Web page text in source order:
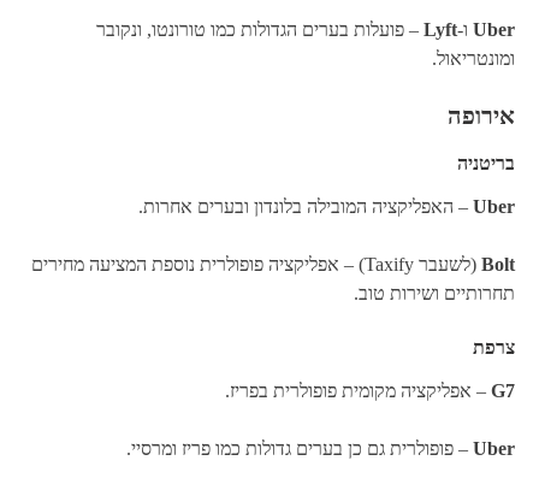
Uber ו-Lyft – פועלות בערים הגדולות כמו טורונטו, ונקובר
ומונטריאול.
אירופה
בריטניה
Uber – האפליקציה המובילה בלונדון ובערים אחרות.
Bolt
(לשעבר Taxify) – אפליקציה פופולרית נוספת המציעה מחירים
תחרותיים ושירות טוב.
צרפת
G7 – אפליקציה מקומית פופולרית בפריז.
Uber – פופולרית גם כן בערים גדולות כמו פריז ומרסיי.